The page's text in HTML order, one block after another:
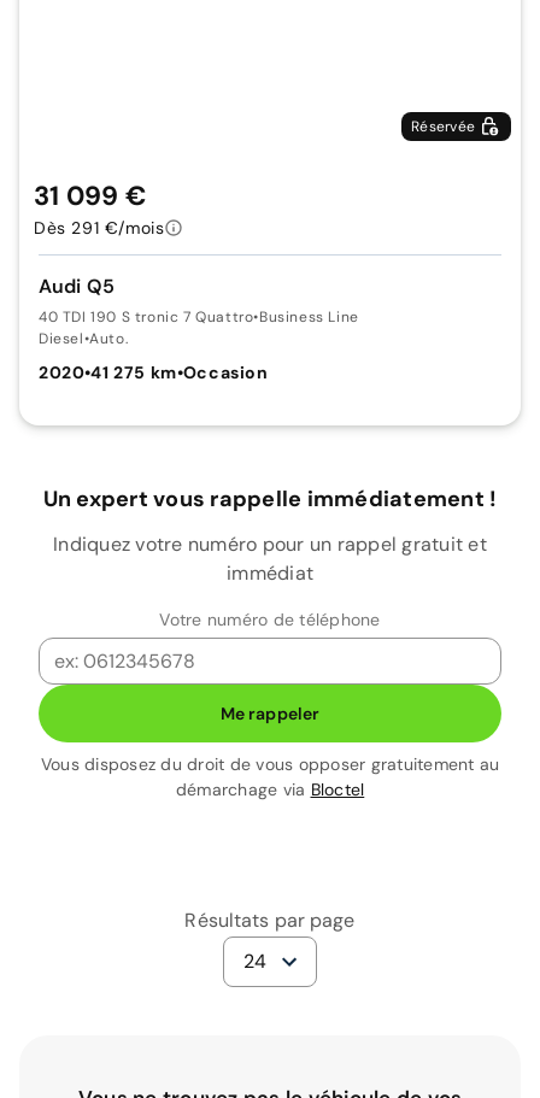
Réservée
Audi Q5
40 TDI 190 S tronic 7 Quattro•Business Line
Diesel•Auto.
2020•41 275 km•Occasion
31 099 €
Dès 291 €/mois
Un expert vous rappelle immédiatement !
Indiquez votre numéro pour un rappel gratuit et
immédiat
Votre numéro de téléphone
Me rappeler
Vous disposez du droit de vous opposer gratuitement au
démarchage via Bloctel
Résultats par page
24